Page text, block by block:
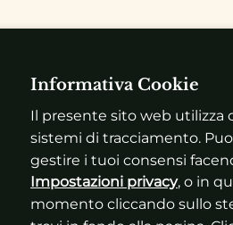
Contatti
T:+39 328 6370870
E:
info@drinks-spirits.com
Informativa Cookie
Il presente sito web utilizza
sistemi di tracciamento.
gestire i tuoi consensi
Impostazioni privacy, o in
momento cliccando sullo